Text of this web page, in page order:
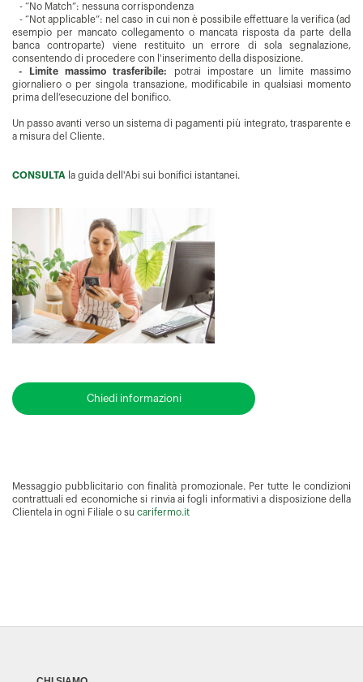
- “No Match”: nessuna corrispondenza
- “Not applicable”: nel caso in cui non è possibile effettuare la verifica (ad
esempio per mancato collegamento o mancata risposta da parte della
banca controparte) viene restituito un errore di sola segnalazione,
consentendo di procedere con l'inserimento della disposizione.
- Limite massimo trasferibile:
potrai impostare un limite massimo
giornaliero o per singola transazione, modificabile in qualsiasi momento
prima dell’esecuzione del bonifico.
Un passo avanti verso un sistema di pagamenti più integrato, trasparente e
a misura del Cliente.
CONSULTA la guida dell'Abi sui bonifici istantanei.
Chiedi informazioni
Messaggio pubblicitario con finalità promozionale. Per tutte le condizioni
contrattuali ed economiche si rinvia ai fogli informativi a disposizione della
Clientela in ogni Filiale o su carifermo.it